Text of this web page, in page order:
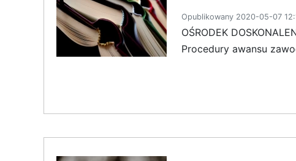
Opublikowany 2020-05-07
OŚRODEK
Procedury awansu